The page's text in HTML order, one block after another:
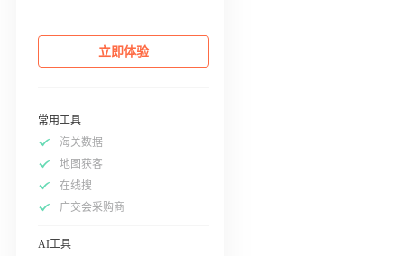
立即体验
常用工具
海关数据
地图获客
在线搜
广交会采购商
AI工具